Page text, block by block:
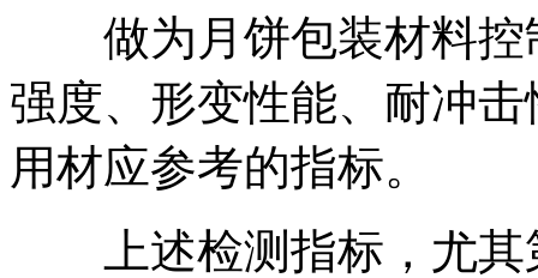
做为月饼包装材料控
强度、形变性能、耐冲
用材应参考的指标。
上述检测指标，尤其